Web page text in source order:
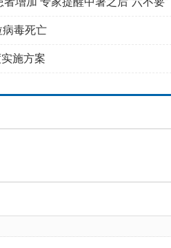
病毒死亡
施方案